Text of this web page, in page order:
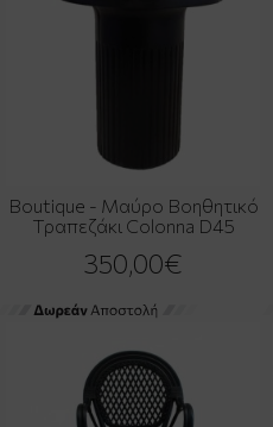
Boutique - Μαύρο Βοηθητικό
Τραπεζάκι Colonna D45
350,00€